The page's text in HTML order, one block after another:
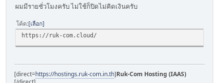
ผมมีรายชั่วโมงครับ ไม่ใช้ก็ปิดไม่คิดเงินครับ
โค้ด เลือก
https://ruk-com.cloud/
[direct=https://hostings.ruk-com.in.th]Ruk-Com Hosting (IAAS)